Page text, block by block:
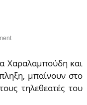
Χαραλαμπούδη και
μπαίνουν στο
τηλεθεατές του